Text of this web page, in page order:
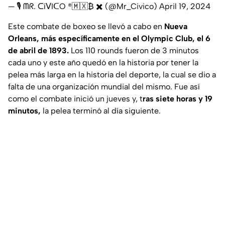
— 🎙️ ᗰᖇ. ᑕíᐯIᑕO ®🇲🇽₿ ✖️ (@Mr_Civico) April 19, 2024
Este combate de boxeo se llevó a cabo en Nueva
Orleans, más específicamente en el Olympic Club, el 6
de abril de 1893. Los 110 rounds fueron de 3 minutos
cada uno y este año quedó en la historia por tener la
pelea más larga en la historia del deporte, la cual se dio a
falta de una organización mundial del mismo. Fue así
como el combate inició un jueves y, tras siete horas y 19
minutos, la pelea terminó al día siguiente.